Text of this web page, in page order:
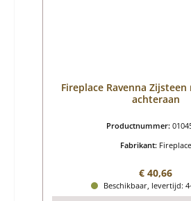
Fireplace Ravenna
achteraan
Productnummer:
Fabrikant: Fireplace
Normale
€ 40,66
Beschikbaar, levertijd: